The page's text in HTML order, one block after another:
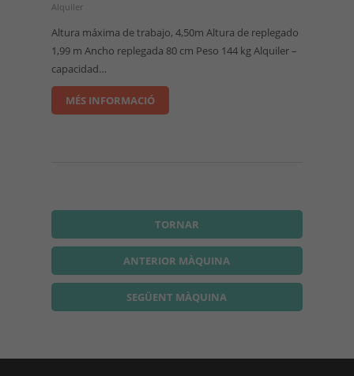
Alquiler
Altura máxima de trabajo, 4,50m Altura de replegado
1,99 m Ancho replegada 80 cm Peso 144 kg Alquiler –
capacidad…
MÉS INFORMACIÓ
TORNAR
ANTERIOR MÀQUINA
SEGÜENT MÀQUINA